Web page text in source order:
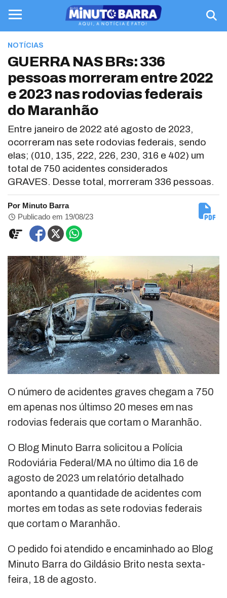
NOTÍCIAS
GUERRA NAS BRs: 336
pessoas morreram entre 2022
e 2023 nas rodovias federais
do Maranhão
Entre janeiro de 2022 até agosto de 2023,
ocorreram nas sete rodovias federais, sendo
elas; (010, 135, 222, 226, 230, 316 e 402) um
total de 750 acidentes considerados
GRAVES. Desse total, morreram 336 pessoas.
Por Minuto Barra
Publicado em 19/08/23
O número de acidentes graves chegam a 750
em apenas nos últimso 20 meses em nas
rodovias federais que cortam o Maranhão.
O Blog Minuto Barra solicitou a Polícia
Rodoviária Federal/MA no último dia 16 de
agosto de 2023 um relatório detalhado
apontando a quantidade de acidentes com
mortes em todas as sete rodovias federais
que cortam o Maranhão.
O pedido foi atendido e encaminhado ao Blog
Minuto Barra do Gildásio Brito nesta sexta-
feira, 18 de agosto.